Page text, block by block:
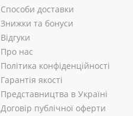
Способи доставки
Знижки та бонуси
Відгуки
Про нас
Політика конфіденційності
Гарантія якості
Представництва в Україні
Договір публічної оферти